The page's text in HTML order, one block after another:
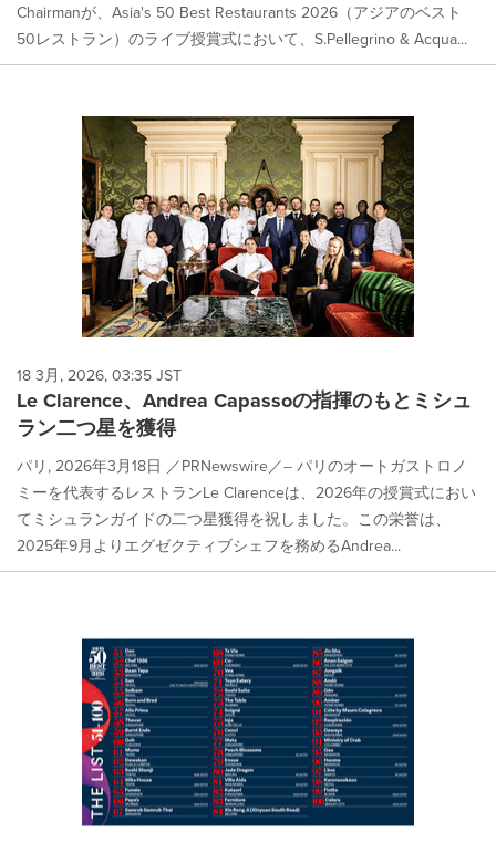
Chairmanが、Asia's 50 Best Restaurants 2026（アジアのベスト
50レストラン）のライブ授賞式において、S.Pellegrino & Acqua...
18 3月, 2026, 03:35 JST
Le Clarence、Andrea Capassoの指揮のもとミシュ
ラン二つ星を獲得
パリ, 2026年3月18日 ／PRNewswire／-- パリのオートガストロノ
ミーを代表するレストランLe Clarenceは、2026年の授賞式におい
てミシュランガイドの二つ星獲得を祝しました。この栄誉は、
2025年9月よりエグゼクティブシェフを務めるAndrea...